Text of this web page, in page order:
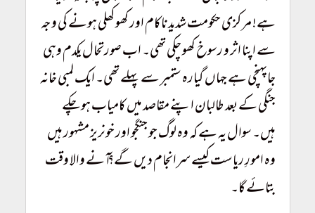
ہے! مرکزی حکومت شدید ناکام اور کھوکھلی ہونے کی وجہ
سے اپنا اثر و رسوخ کھو چکی تھی۔ اب صورتحال یکدم وہی
جاپہنچی ہے جہاں گیارہ ستمبر سے پہلے تھی۔ ایک لمبی خانہ
جنگی کے بعد طالبان اپنے مقاصد میں کامیاب ہوچکے
ہیں۔ سوال یہ ہے کہ وہ لوگ جو جنگجو اور خونریز مشہور ہیں
وہ امورِ ریاست کیسے سرانجام دیں گے؟ آنے والا وقت
بتائے گا۔